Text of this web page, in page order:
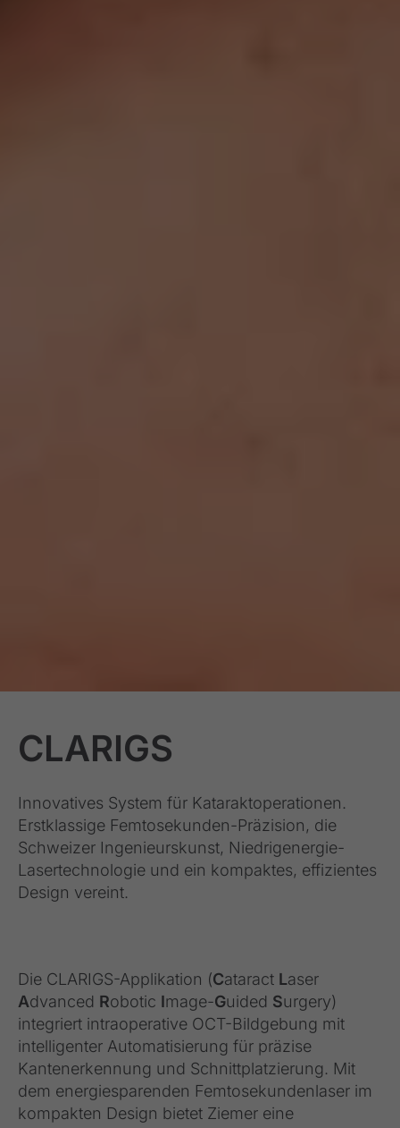
CLARIGS
Innovatives System für Kataraktoperationen.
Erstklassige Femtosekunden-Präzision, die
Schweizer Ingenieurskunst, Niedrigenergie-
Lasertechnologie und ein kompaktes, effizientes
Design vereint.
Die CLARIGS-Applikation (Cataract Laser
Advanced Robotic Image-Guided Surgery)
integriert intraoperative OCT-Bildgebung mit
intelligenter Automatisierung für präzise
Kantenerkennung und Schnittplatzierung. Mit
dem energiesparenden Femtosekundenlaser im
kompakten Design bietet Ziemer eine